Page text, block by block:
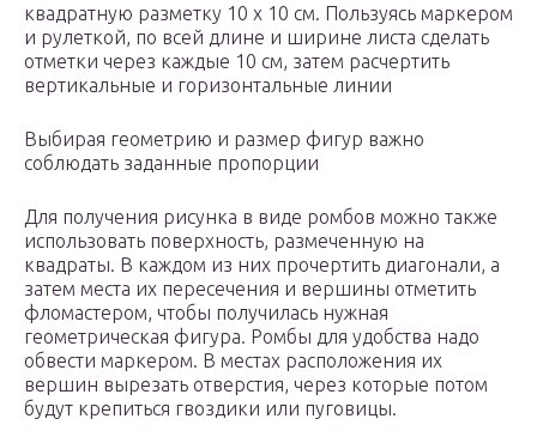
квадратную разметку 10 х 10 см. Пользуясь маркером
и рулеткой, по всей длине и ширине листа сделать
отметки через каждые 10 см, затем расчертить
вертикальные и горизонтальные линии
Выбирая геометрию и размер фигур важно
соблюдать заданные пропорции
Для получения рисунка в виде ромбов можно также
использовать поверхность, размеченную на
квадраты. В каждом из них прочертить диагонали, а
затем места их пересечения и вершины отметить
фломастером, чтобы получилась нужная
геометрическая фигура. Ромбы для удобства надо
обвести маркером. В местах расположения их
вершин вырезать отверстия, через которые потом
будут крепиться гвоздики или пуговицы.